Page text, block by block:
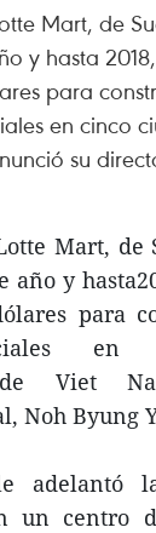
Mart, de
y hasta
para
en cinco
su
Mart, de
año y
para
de Viet
Noh Byung
adelantó
un centro